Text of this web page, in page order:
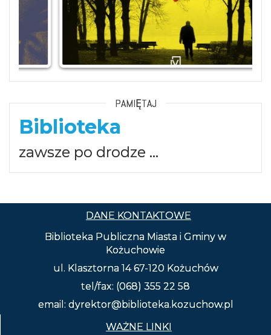
PAMIĘTAJ
Biblioteka
zawsze po drodze …
DANE KONTAKTOWE
Biblioteka Publiczna Miasta i Gminy w
Kożuchowie
ul. Klasztorna 14 67-120 Kożuchów
tel/fax: (068) 355 22 58
email: dyrektor@biblioteka.kozuchow.pl
WAŻNE LINKI